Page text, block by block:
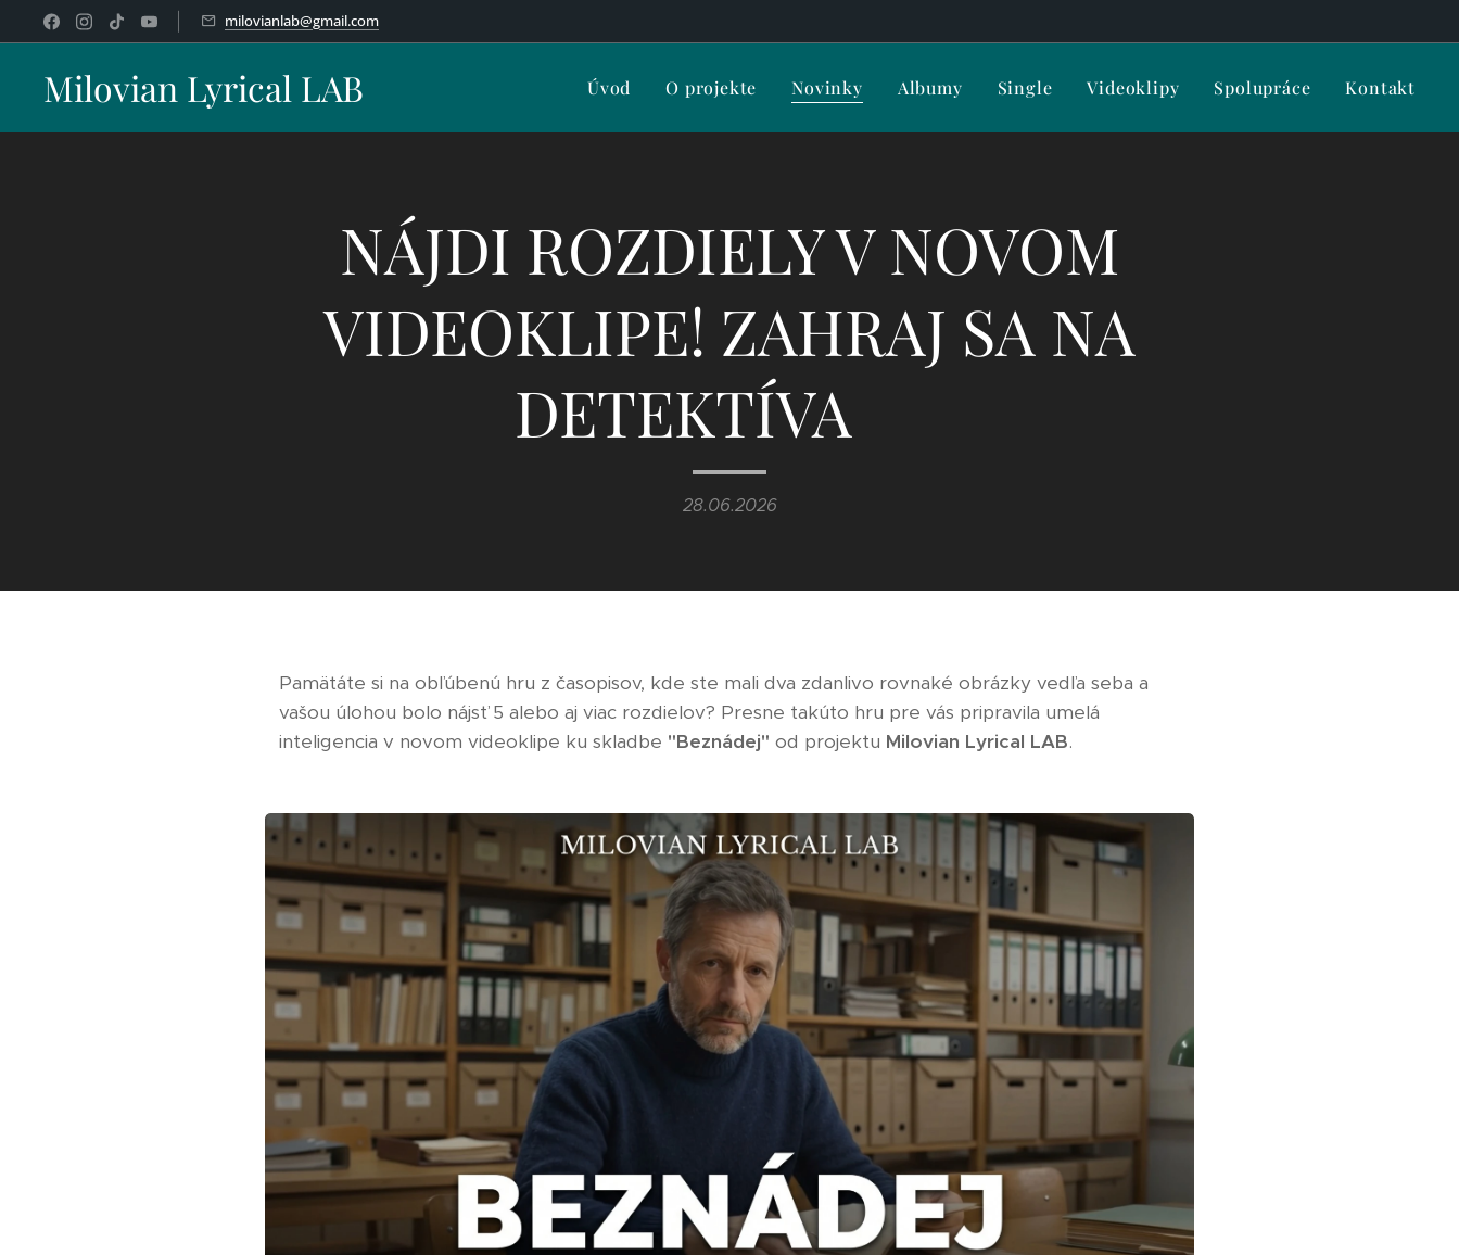
milovianlab@gmail.com
Milovian Lyrical LAB Úvod O projekte Novinky Albumy Single Videoklipy Spolupráce Kontakt
NÁJDI ROZDIELY V NOVOM
VIDEOKLIPE! ZAHRAJ SA NA
DETEKTÍVA 🔎
28.06.2026
Pamätáte si na obľúbenú hru z časopisov, kde ste mali dva zdanlivo rovnaké obrázky vedľa seba a
vašou úlohou bolo nájsť 5 alebo aj viac rozdielov? Presne takúto hru pre vás pripravila umelá
inteligencia v novom videoklipe ku skladbe "Beznádej" od projektu Milovian Lyrical LAB.